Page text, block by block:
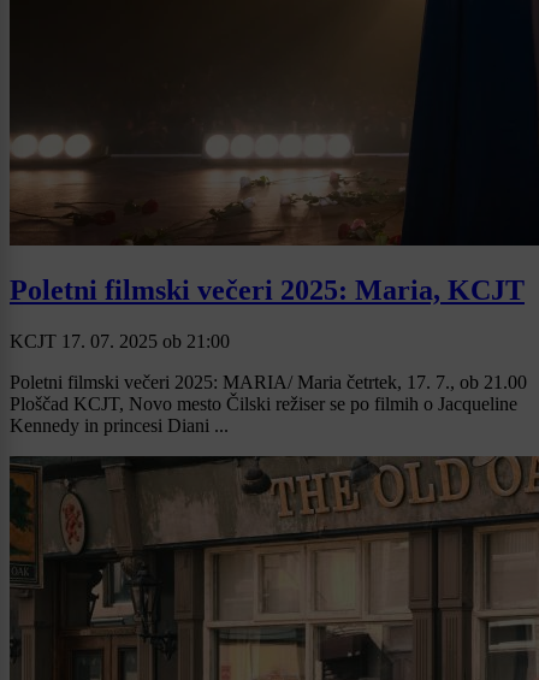
Poletni filmski večeri 2025: Maria, KCJT
KCJT 17. 07. 2025 ob 21:00
Poletni filmski večeri 2025: MARIA/ Maria četrtek, 17. 7., ob 21.00
Ploščad KCJT, Novo mesto Čilski režiser se po filmih o Jacqueline
Kennedy in princesi Diani ...